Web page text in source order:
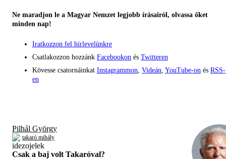
Ne maradjon le a Magyar Nemzet legjobb írásairól, olvassa őket
minden nap!
Iratkozzon fel hírlevelünkre
Csatlakozzon hozzánk Facebookon és Twitteren
Kövesse csatornáinkat Instagrammon Videán YouTube-on és RSS-
en
Pilhál György
takaró mihály
Csak a baj volt Takaróval?